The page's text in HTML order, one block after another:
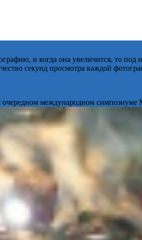
и когда она увеличится, то
секунд просмотра каждой
международном